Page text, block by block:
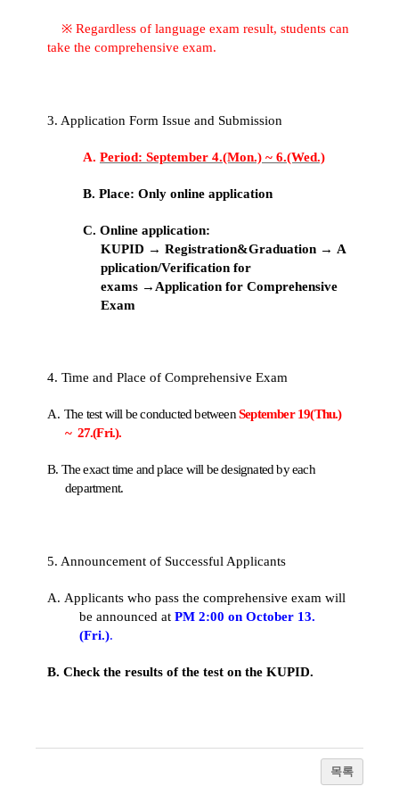
※ Regardless of language exam result, students can
take the comprehensive exam.
3. Application Form Issue and Submission
A. Period: September 4.(Mon.) ~ 6.(Wed.)
B. Place: Only online application
C. Online application:
KUPID → Registration&Graduation → A
pplication/Verification for
exams →Application for Comprehensive
Exam
4. Time and Place of Comprehensive Exam
A. The test will be conducted betweenSeptember 19(Thu.)
~ 27.(Fri.).
B. The exact time and place will be designated by each
department.
5. Announcement of Successful Applicants
A. Applicants who pass the comprehensive exam will
be announced at PM 2:00 on October 13.
(Fri.).
B. Check the results of the test on the KUPID.
목록